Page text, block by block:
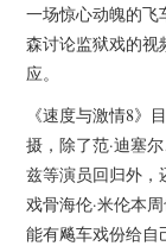
推荐电影
一场惊心动魄的飞
森讨论监狱戏的视
应。
《速度与激情8》
摄，除了范·迪塞
兹等演员回归外，
戏骨海伦·米伦本
能有飚车戏份给自